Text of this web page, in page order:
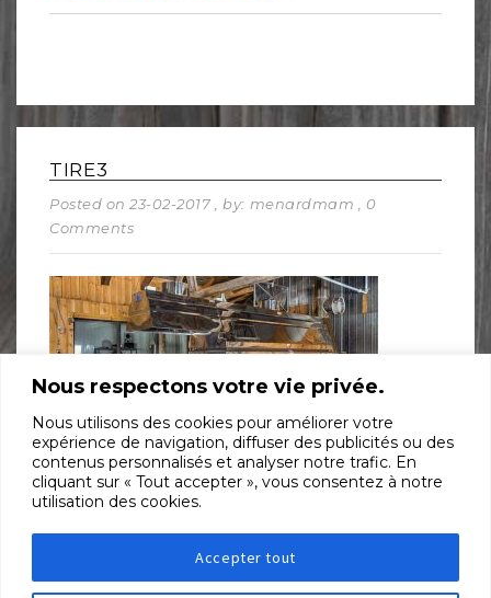
Nous respectons votre vie privée.
Nous utilisons des cookies pour améliorer votre
expérience de navigation, diffuser des publicités ou des
contenus personnalisés et analyser notre trafic. En
cliquant sur « Tout accepter », vous consentez à notre
utilisation des cookies.
Accepter tout
TIRE3
Posted on 23-02-2017 , by: menardmam
, 0
Comments
SHARE: